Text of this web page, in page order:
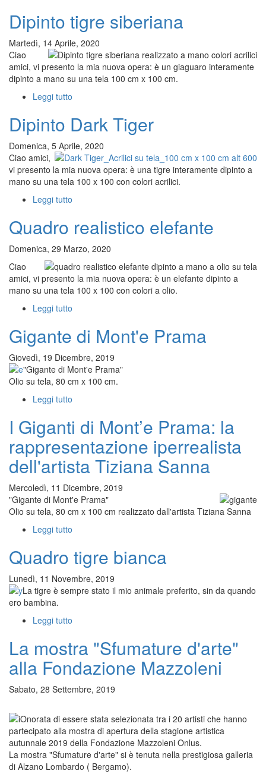
giaguaro
realistico
Dipinto tigre siberiana
Martedì, 14 Aprile, 2020
Ciao
amici, vi presento la mia nuova opera: è un giaguaro interamente
dipinto a mano su una tela 100 cm x 100 cm.
Leggi tutto
tigre
siberiana
Dipinto Dark Tiger
Domenica, 5 Aprile, 2020
Ciao amici,
vi presento la mia nuova opera: è una tigre interamente dipinto a
mano su una tela 100 x 100 con colori acrilici.
Leggi tutto
Dark
Tiger
Quadro realistico elefante
Domenica, 29 Marzo, 2020
Ciao
amici, vi presento la mia nuova opera: è un elefante dipinto a
mano su una tela 100 x 100 con colori a olio.
Leggi tutto
realistico
elefante
Gigante di Mont'e Prama
Giovedì, 19 Dicembre, 2019
"Gigante di Mont'e Prama"
Olio su tela, 80 cm x 100 cm.
Leggi tutto
di
Mont'e
Prama
I Giganti di Mont’e Prama: la
rappresentazione iperrealista
dell'artista Tiziana Sanna
Mercoledì, 11 Dicembre, 2019
"Gigante di Mont'e Prama"
Olio su tela, 80 cm x 100 cm realizzato dall'artista Tiziana Sanna
Leggi tutto
Giganti
di
Mont’e
Prama:
Tiziana
Sanna
Quadro tigre bianca
Lunedì, 11 Novembre, 2019
La tigre è sempre stato il mio animale preferito, sin da quando
ero bambina.
Leggi tutto
tigre
bianca
La mostra "Sfumature d'arte"
alla Fondazione Mazzoleni
Sabato, 28 Settembre, 2019
Onorata di essere stata selezionata tra i 20 artisti che hanno
partecipato alla mostra di apertura della stagione artistica
autunnale 2019 della Fondazione Mazzoleni Onlus.
La mostra "Sfumature d'arte" si è tenuta nella prestigiosa galleria
di Alzano Lombardo ( Bergamo).